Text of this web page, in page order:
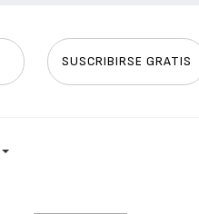
SUSCRIBIRSE GRATIS